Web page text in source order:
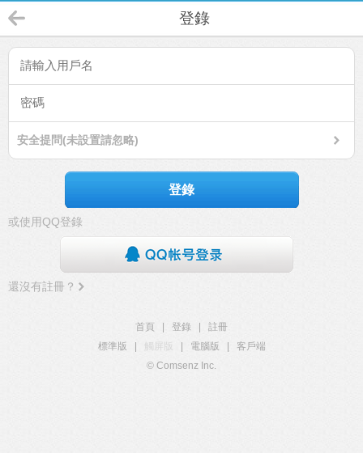
登錄
安全提問(未設置請忽略)
登錄
或使用QQ登錄
還沒有註冊？
首頁 登錄
註冊
標準版
觸屏版 電腦版
客戶端
© Comsenz Inc.